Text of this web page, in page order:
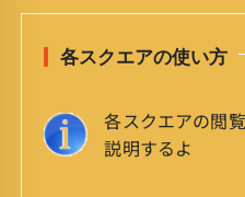
各スクエアの使い方
各スクエアの閲
説明するよ